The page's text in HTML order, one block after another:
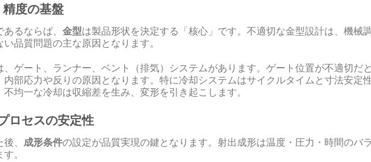
度の基盤
るならば、 金型は製品形状を決定する「核心」です。不適切な金型設計は、機械
品質問題の主な原因となります。
、ゲート、ランナー、ベント（排気）システムがあります。ゲート位置が不適切だ
内部応力や反りの原因となります。特に冷却システムはサイクルタイムと寸法安定
均一な冷却は収縮差を生み、変形を引き起こします。
ロセスの安定性
、 成形条件の設定が品質実現の鍵となります。射出成形は温度・圧力・時間のバ
。